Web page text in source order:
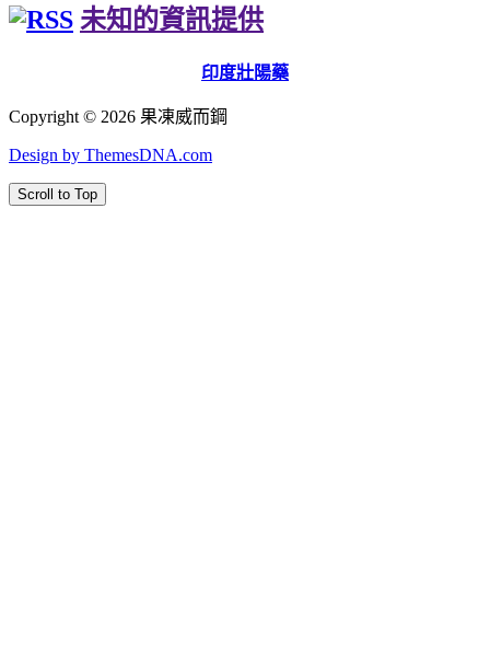
未知的資訊提供
印度壯陽藥
Copyright © 2026 果凍威而鋼
Design by ThemesDNA.com
Scroll to Top